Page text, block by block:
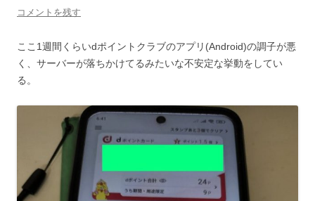
コメントを残す
ここ1週間くらいdポイントクラブのアプリ(Android)の調子が悪
く、サーバーが落ちかけてるみたいな不安定な挙動をしてい
る。